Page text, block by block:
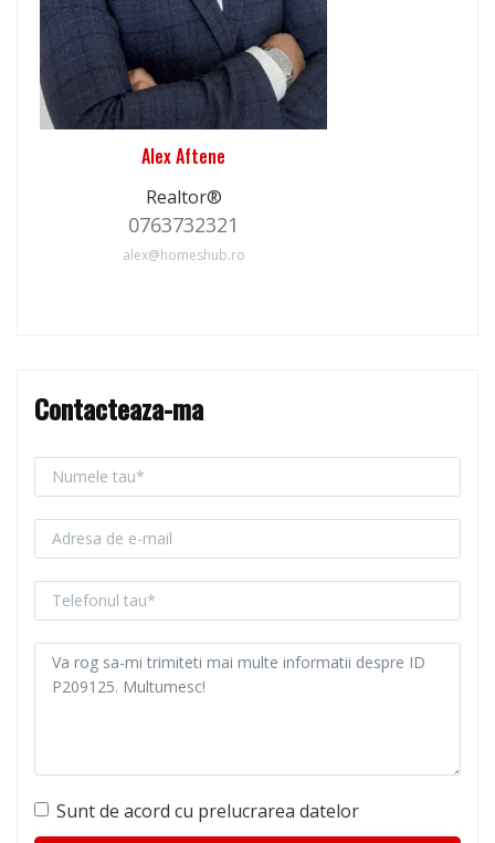
Alex Aftene
Realtor®
0763732321
alex@homeshub.ro
Contacteaza-ma
Sunt de acord cu prelucrarea datelor